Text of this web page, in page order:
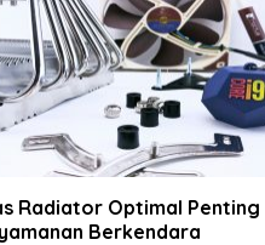
Radiator Optimal Penting
Berkendara